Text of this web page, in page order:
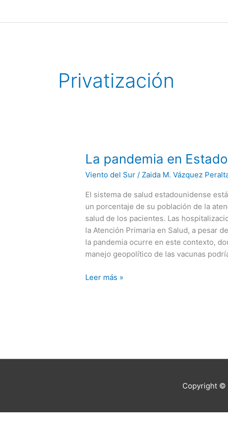
Privatización
La pandemia en
Viento del Sur /Zaida M. Vázquez
El sistema de salud estadounidense
un porcentaje de su población de la
salud de los pacientes. Las
la Atención Primaria en Salud, a pesar
la pandemia ocurre en este contexto,
manejo geopolítico de las vacunas
La
pandemia
en
Estados
Unidos:
Un
caso
eclipsado
por
ideología
Leer más »
Copyright ©